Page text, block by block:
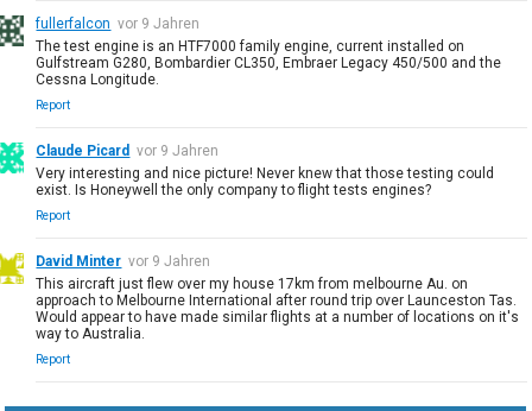
fullerfalcon vor 9 Jahren
The test engine is an HTF7000 family engine, current installed on
Gulfstream G280, Bombardier CL350, Embraer Legacy 450/500 and the
Cessna Longitude.
Report
Claude Picard
vor 9 Jahren
Very interesting and nice picture! Never knew that those testing could
exist. Is Honeywell the only company to flight tests engines?
Report
David Minter vor 9 Jahren
This aircraft just flew over my house 17km from melbourne Au. on
approach to Melbourne International after round trip over Launceston Tas.
Would appear to have made similar flights at a number of locations on it's
way to Australia.
Report